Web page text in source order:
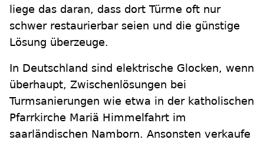
liege das daran, dass dort Türme oft nur
schwer restaurierbar seien und die günstige
Lösung überzeuge.
In Deutschland sind elektrische Glocken, wenn
überhaupt, Zwischenlösungen bei
Turmsanierungen wie etwa in der katholischen
Pfarrkirche Mariä Himmelfahrt im
saarländischen Namborn. Ansonsten verkaufe